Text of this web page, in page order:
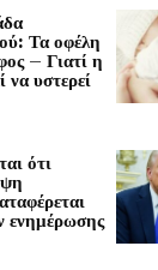
Τα οφέλη
– Γιατί η
να υστερεί
ότι
ενημέρωσης